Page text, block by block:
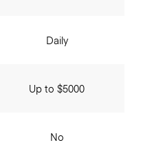
Daily
Up to $5000
No